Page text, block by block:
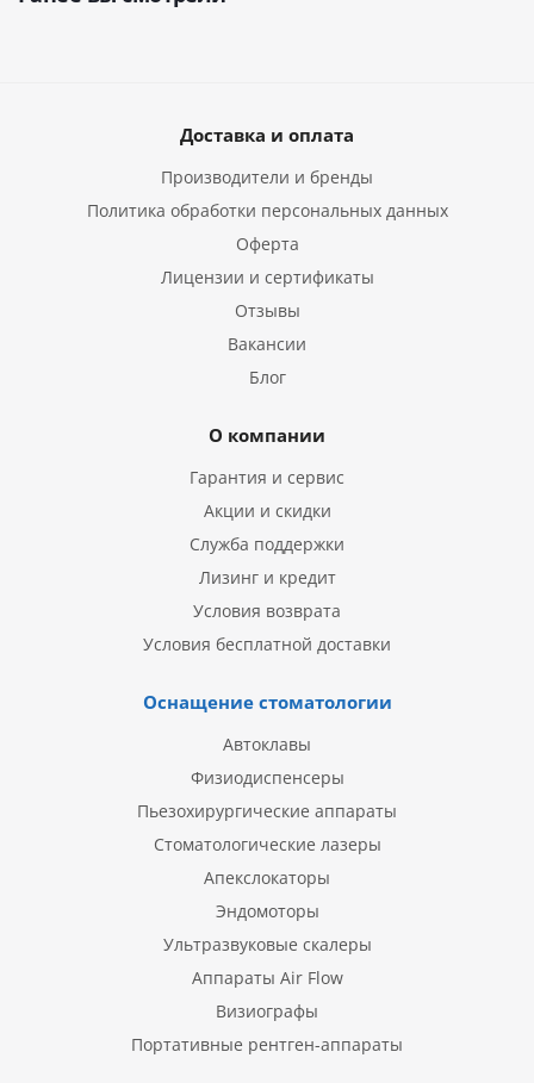
Доставка и оплата
Производители и бренды
Политика обработки персональных данных
Оферта
Лицензии и сертификаты
Отзывы
Вакансии
Блог
О компании
Гарантия и сервис
Акции и скидки
Служба поддержки
Лизинг и кредит
Условия возврата
Условия бесплатной доставки
Оснащение стоматологии
Автоклавы
Физиодиспенсеры
Пьезохирургические аппараты
Стоматологические лазеры
Апекслокаторы
Эндомоторы
Ультразвуковые скалеры
Аппараты Air Flow
Визиографы
Портативные рентген-аппараты